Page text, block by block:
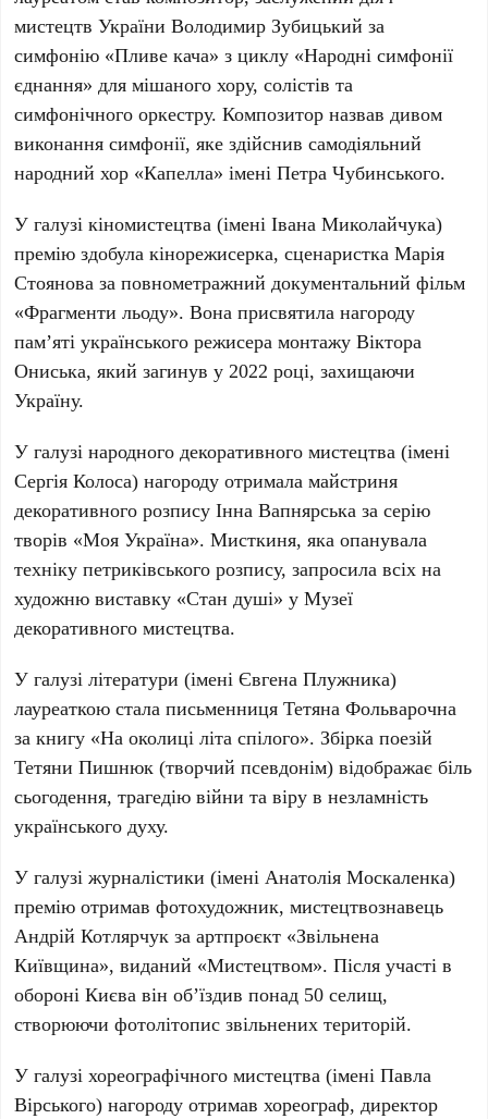
мистецтв УкраїниВолодимир Зубицький за
симфонію «Пливе кача» з циклу «Народні симфонії
єднання» для мішаного хору, солістів та
симфонічного оркестру. Композитор назвав дивом
виконання симфонії, яке здійснив самодіяльний
народний хор «Капелла» іменіПетра Чубинського.
У галузі кіномистецтва (імені Івана Миколайчука)
премію здобула кінорежисерка, сценаристкаМарія
Стоянова за повнометражний документальний фільм
«Фрагменти льоду». Вона присвятила нагороду
пам’яті українського режисера монтажуВіктора
Ониська, який загинув у2022 році, захищаючи
Україну.
У галузі народного декоративного мистецтва (імені
Сергія Колоса) нагороду отримала майстриня
декоративного розписуІнна Вапнярська за серію
творів «Моя Україна». Мисткиня, яка опанувала
техніку петриківського розпису, запросила всіх на
художню виставку «Стан душі» уМузеї
декоративного мистецтва.
У галузі літератури (імені Євгена Плужника)
лауреаткою стала письменницяТетяна Фольварочна
за книгу «На околиці літа спілого». Збірка поезій
Тетяни Пишнюк (творчий псевдонім) відображає біль
сьогодення, трагедію війни та віру в незламність
українського духу.
У галузі журналістики (імені Анатолія Москаленка)
премію отримав фотохудожник, мистецтвознавець
Андрій Котлярчук за артпроєкт «Звільнена
Київщина», виданий «Мистецтвом». Після участі в
обороні Києва він об’їздив понад 50 селищ,
створюючи фотолітопис звільнених територій.
У галузі хореографічного мистецтва (імені Павла
Вірського) нагороду отримав хореограф, директор